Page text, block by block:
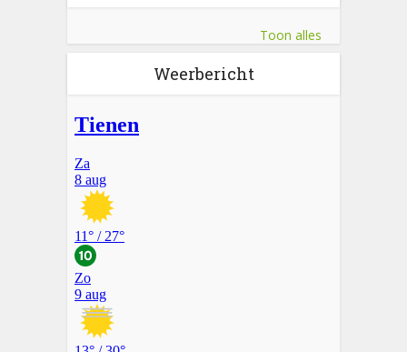
Toon alles
Weerbericht